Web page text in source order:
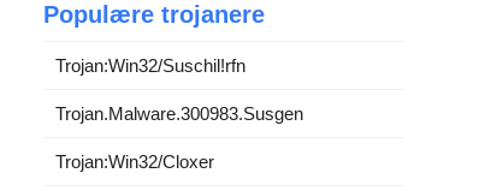
Populære trojanere
Trojan:Win32/Suschil!rfn
Trojan.Malware.300983.Susgen
Trojan:Win32/Cloxer